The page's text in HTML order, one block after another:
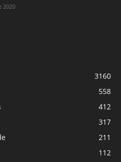
2020
3160
558
412
317
211
112